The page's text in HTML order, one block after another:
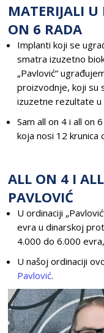
MATERIJALI
ON 6 RADA
Implanti koji se
smatra izuzetno
„Pavlović“
proizvodnje, koji su
izuzetne rezultate
Sam all on 4 i all on
koja nosi 12 krunica
ALL ON 4 I
PAVLOVIĆ
U ordinaciji
evra u dinarskoj
4.000 do 6.000
U našoj ordinaciji
Pavlović.